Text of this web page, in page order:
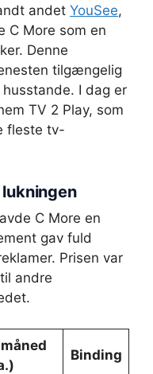
andet YouSee,
C More som en
Denne
tilgængelig
I dag er
TV 2 Play, som
fleste tv-
C More en
gav fuld
Prisen var
andre
Binding